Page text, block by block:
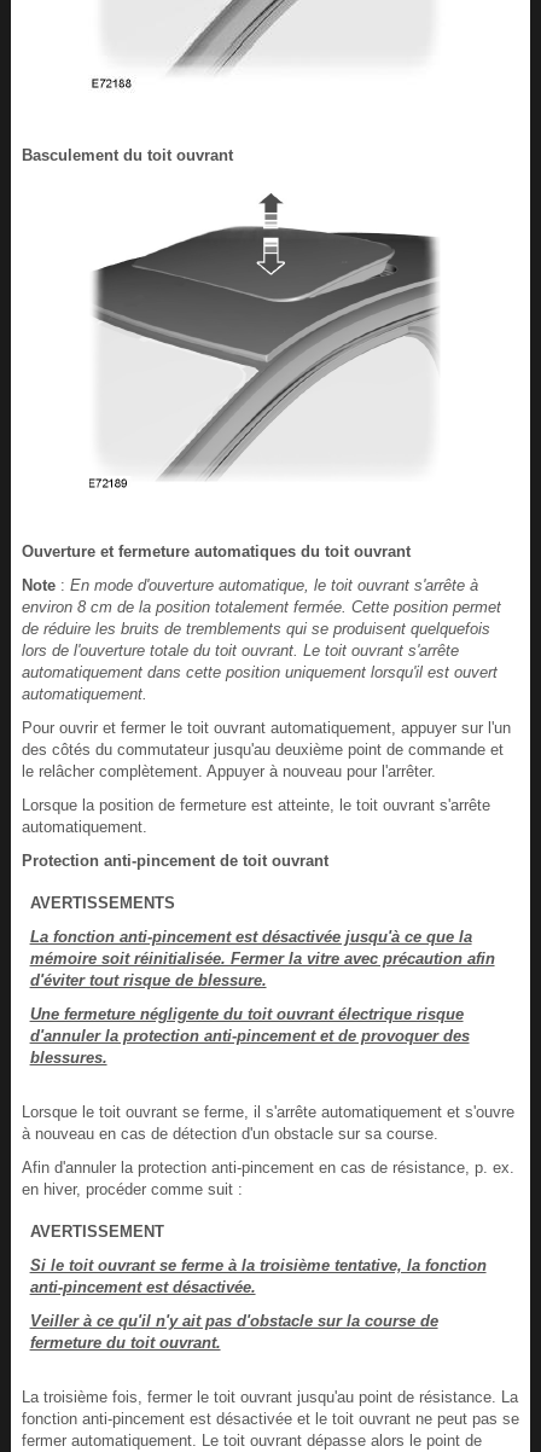
Basculement du toit ouvrant
Ouverture et fermeture automatiques du toit ouvrant
Note : En mode d'ouverture automatique, le toit ouvrant s'arrête à
environ 8 cm de la position totalement fermée. Cette position permet
de réduire les bruits de tremblements qui se produisent quelquefois
lors de l'ouverture totale du toit ouvrant. Le toit ouvrant s'arrête
automatiquement dans cette position uniquement lorsqu'il est ouvert
automatiquement.
Pour ouvrir et fermer le toit ouvrant automatiquement, appuyer sur l'un
des côtés du commutateur jusqu'au deuxième point de commande et
le relâcher complètement. Appuyer à nouveau pour l'arrêter.
Lorsque la position de fermeture est atteinte, le toit ouvrant s'arrête
automatiquement.
Protection anti-pincement de toit ouvrant
AVERTISSEMENTS
La fonction anti-pincement est désactivée jusqu'à ce que la
mémoire soit réinitialisée. Fermer la vitre avec précaution afin
d'éviter tout risque de blessure.
Une fermeture négligente du toit ouvrant électrique risque
d'annuler la protection anti-pincement et de provoquer des
blessures.
Lorsque le toit ouvrant se ferme, il s'arrête automatiquement et s'ouvre
à nouveau en cas de détection d'un obstacle sur sa course.
Afin d'annuler la protection anti-pincement en cas de résistance, p. ex.
en hiver, procéder comme suit :
AVERTISSEMENT
Si le toit ouvrant se ferme à la troisième tentative, la fonction
anti-pincement est désactivée.
Veiller à ce qu'il n'y ait pas d'obstacle sur la course de
fermeture du toit ouvrant.
La troisième fois, fermer le toit ouvrant jusqu'au point de résistance. La
fonction anti-pincement est désactivée et le toit ouvrant ne peut pas se
fermer automatiquement. Le toit ouvrant dépasse alors le point de